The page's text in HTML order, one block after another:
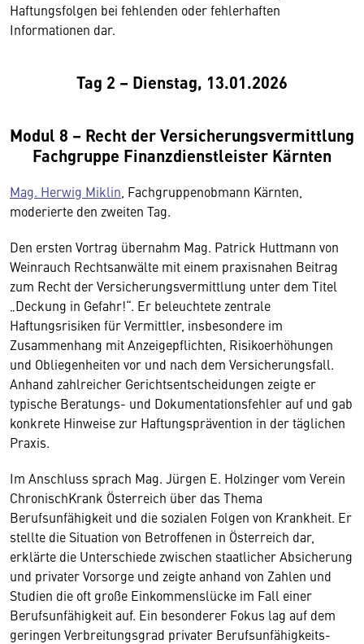
Haftungsfolgen bei fehlenden oder fehlerhaften
Informationen dar.
Tag 2 – Dienstag, 13.01.2026
Modul 8 – Recht der Versicherungsvermittlung
Fachgruppe Finanzdienstleister Kärnten
Mag. Herwig Miklin , Fachgruppenobmann Kärnten,
moderierte den zweiten Tag.
Den ersten Vortrag übernahm Mag. Patrick Huttmann von
Weinrauch Rechtsanwälte mit einem praxisnahen Beitrag
zum Recht der Versicherungsvermittlung unter dem Titel
„Deckung in Gefahr!“. Er beleuchtete zentrale
Haftungsrisiken für Vermittler, insbesondere im
Zusammenhang mit Anzeigepflichten, Risikoerhöhungen
und Obliegenheiten vor und nach dem Versicherungsfall.
Anhand zahlreicher Gerichtsentscheidungen zeigte er
typische Beratungs- und Dokumentationsfehler auf und gab
konkrete Hinweise zur Haftungsprävention in der täglichen
Praxis.
Im Anschluss sprach Mag. Jürgen E. Holzinger vom Verein
ChronischKrank Österreich über das Thema
Berufsunfähigkeit und die sozialen Folgen von Krankheit. Er
stellte die Situation von Betroffenen in Österreich dar,
erklärte die Unterschiede zwischen staatlicher Absicherung
und privater Vorsorge und zeigte anhand von Zahlen und
Studien die oft große Einkommenslücke im Fall einer
Berufsunfähigkeit auf. Ein besonderer Fokus lag auf dem
geringen Verbreitungsgrad privater Berufsunfähigkeits-